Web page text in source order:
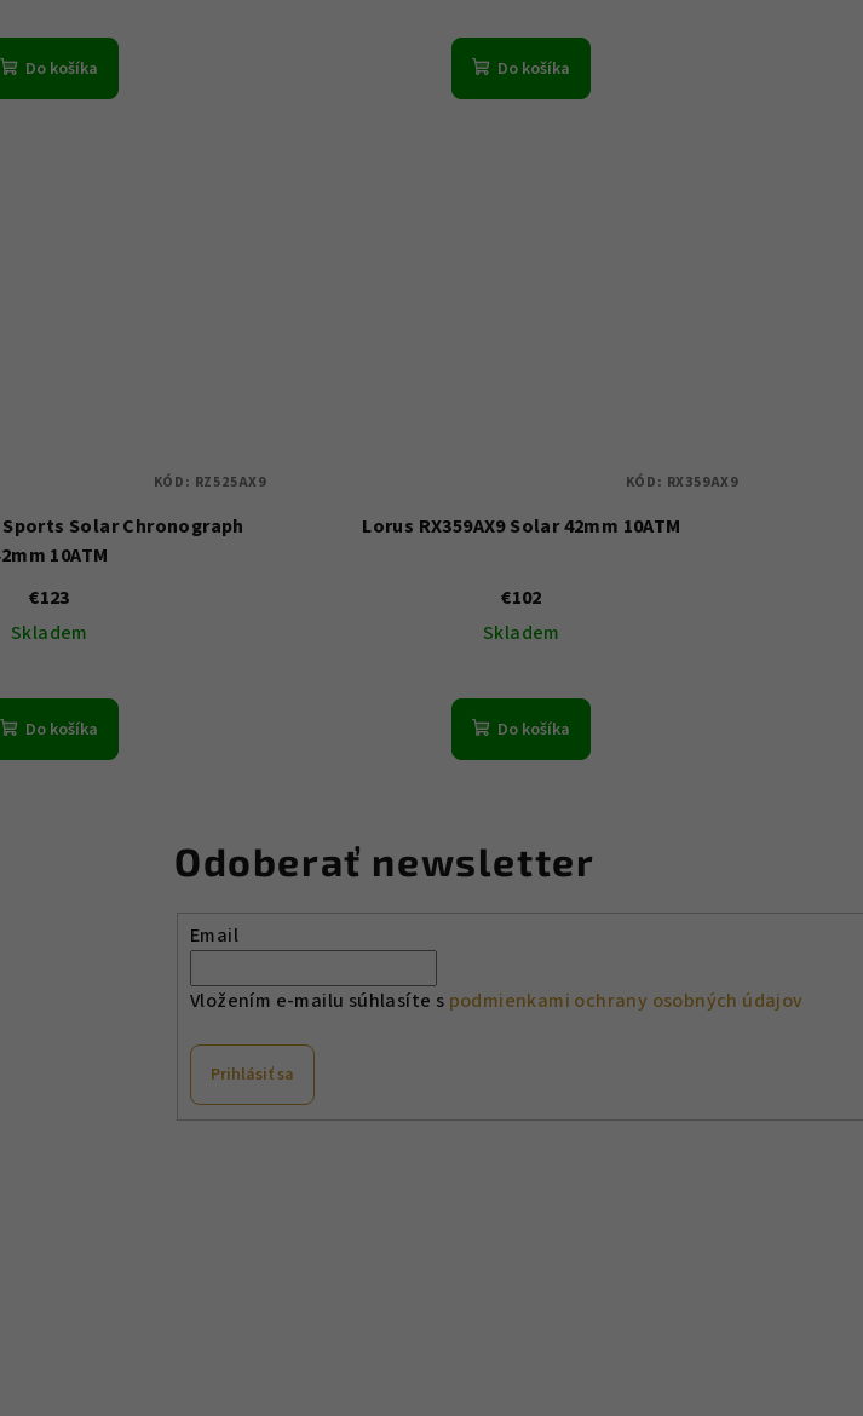
Do košíka Do košíka
Sports Solar Chronograph
10ATM
€123
Skladem
Do košíka
KÓD: RZ525AX9
Lorus RX359AX9 Solar 42mm 10ATM
€102
Skladem
Do košíka
KÓD: RX359AX9
Odoberať newsletter
Email
Vložením e-mailu súhlasíte s podmienkami ochrany osobných údajov
Prihlásiť sa